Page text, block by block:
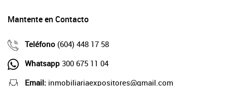
Mantente en Contacto
Teléfono (604) 448 17 58
Whatsapp 300 675 11 04
Email: inmobiliariaexpositores@gmail.com